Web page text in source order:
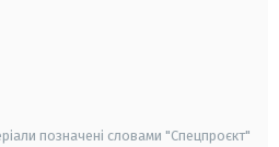
позначені словами "Спецпроєкт"